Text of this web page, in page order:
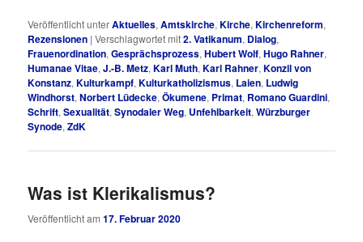
Veröffentlicht unterAktuelles,Amtskirche,Kirche,Kirchenreform,
Rezensionen |Verschlagwortet mit2. Vatikanum, Dialog,
Frauenordination,Gesprächsprozess,Hubert Wolf,Hugo Rahner,
Humanae Vitae,J.-B. Metz,Karl Muth,Karl Rahner,Konzil von
Konstanz,Kulturkampf,Kulturkatholizismus, Laien, Ludwig
Windhorst,Norbert Lüdecke,Ökumene, Primat, Romano Guardini,
Schrift,Sexualität,Synodaler Weg, Unfehlbarkeit,Würzburger
Synode,ZdK
Was ist Klerikalismus?
Veröffentlicht am17. Februar 2020